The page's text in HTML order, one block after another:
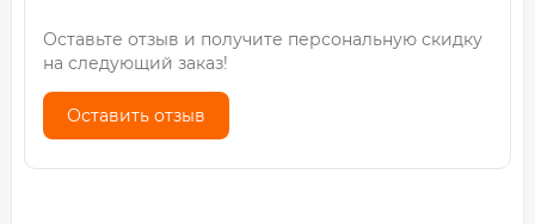
Оставьте отзыв и получите персональную скидку
на следующий заказ!
Оставить отзыв